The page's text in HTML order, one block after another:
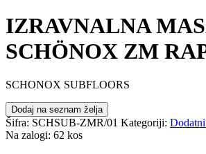
IZRAVNALNA
SCHÖNOX ZM
SCHONOX SUBFLOORS
Dodaj na seznam želja
Šifra: SCHSUB-ZMR/01 Kategoriji:
Na zalogi: 62 kos